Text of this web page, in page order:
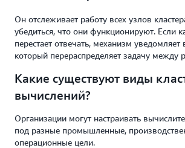
Он отслеживает работу всех узлов
убедиться, что они функционируют. Если
перестает отвечать, механизм
который перераспределяет задачу между
Какие существуют виды
вычислений?
Организации могут настраивать
под разные промышленные,
операционные цели.